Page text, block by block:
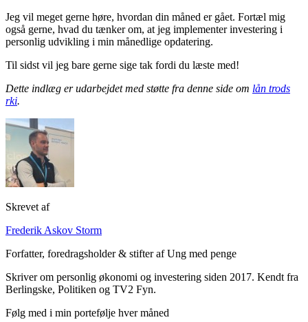
Jeg vil meget gerne høre, hvordan din måned er gået. Fortæl mig
også gerne, hvad du tænker om, at jeg implementer investering i
personlig udvikling i min månedlige opdatering.
Til sidst vil jeg bare gerne sige tak fordi du læste med!
Dette indlæg er udarbejdet med støtte fra denne side om lån trods
rki.
Skrevet af
Frederik Askov Storm
Forfatter, foredragsholder & stifter af Ung med penge
Skriver om personlig økonomi og investering siden 2017. Kendt fra
Berlingske, Politiken og TV2 Fyn.
Følg med i min portefølje hver måned